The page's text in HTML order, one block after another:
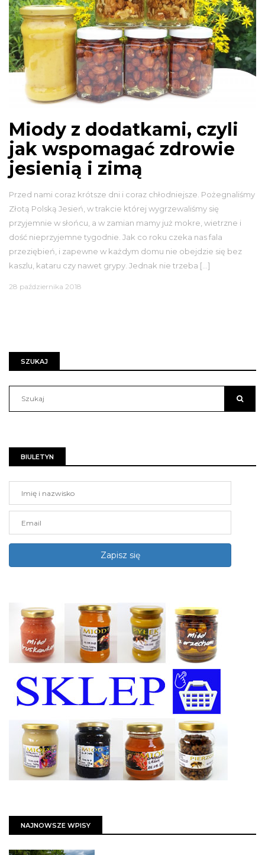
Miody z dodatkami, czyli
jak wspomagać zdrowie
jesienią i zimą
Przed nami coraz krótsze dni i coraz chłodniejsze. Pożegnaliśmy
Złotą Polską Jesień, w trakcie której wygrzewaliśmy się
przyjemnie w słońcu, a w zamian mamy już mokre, wietrzne i
dość nieprzyjemne tygodnie. Jak co roku czeka nas fala
przeziębień, i zapewne w każdym domu nie obejdzie się bez
kaszlu, kataru czy nawet grypy. Jednak nie trzeba […]
28 października 2018
SZUKAJ
BIULETYN
NAJNOWSZE WPISY